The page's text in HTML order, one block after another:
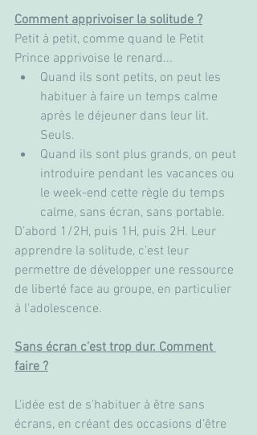
Comment apprivoiser la solitude ?
Petit à petit, comme quand le Petit
Prince apprivoise le renard...
Quand ils sont petits, on peut les
habituer à faire un temps calme
après le déjeuner dans leur lit.
Seuls.
Quand ils sont plus grands, on peut
introduire pendant les vacances ou
le week-end cette règle du temps
calme, sans écran, sans portable.
D’abord 1/2H, puis 1H, puis 2H. Leur
apprendre la solitude, c'est leur
permettre de développer une ressource
de liberté face au groupe, en particulier
à l'adolescence.
Sans écran c’est trop dur. Comment
faire ?
L'idée est de s'habituer à être sans
écrans, en créant des occasions d’être